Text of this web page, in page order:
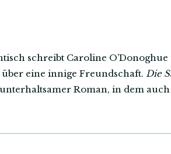
schreibt Caroline
eine innige Freundschaft. Die
Roman, in dem